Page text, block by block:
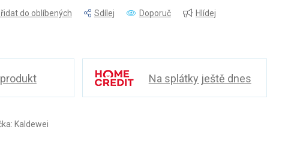
do oblíbených Sdílej Doporuč
Hlídej
Na splátky ještě dnes
Kaldewei